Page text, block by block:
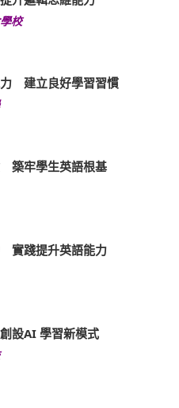
校
建立良好學習習慣
牢學生英語根基
實踐提升英語能力
設AI 學習新模式